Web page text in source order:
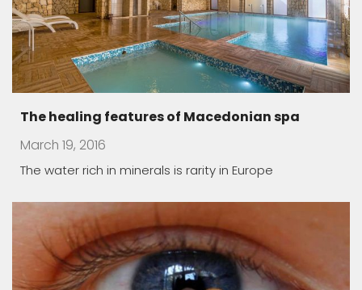
Macedonian lodgings – oasis of peace
March 19, 2016
Almost all Macedonian monasteries have been built
in the